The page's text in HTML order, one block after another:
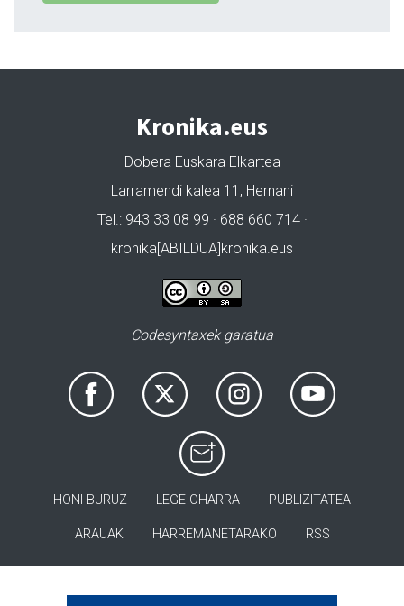
Kronika.eus
Dobera Euskara Elkartea
Larramendi kalea 11, Hernani
Tel.: 943 33 08 99 · 688 660 714 ·
kronika[ABILDUA]kronika.eus
Codesyntaxek garatua
HONI BURUZ LEGE OHARRA PUBLIZITATEA
ARAUAK HARREMANETARAKO RSS